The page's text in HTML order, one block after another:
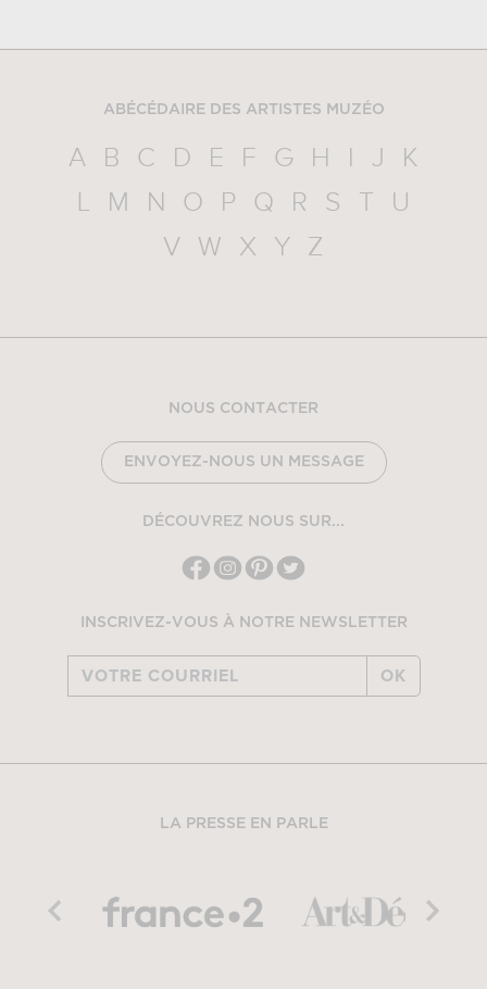
ABÉCÉDAIRE DES ARTISTES MUZÉO
A B C D E F G H I J
K
L
M N O P Q R S T
U
V
W X Y Z
NOUS CONTACTER
ENVOYEZ-NOUS UN MESSAGE
DÉCOUVREZ NOUS SUR...
INSCRIVEZ-VOUS À NOTRE NEWSLETTER
OK
LA PRESSE EN PARLE